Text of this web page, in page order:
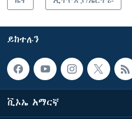
ይከተሉን
ቪኦኤ አማርኛ